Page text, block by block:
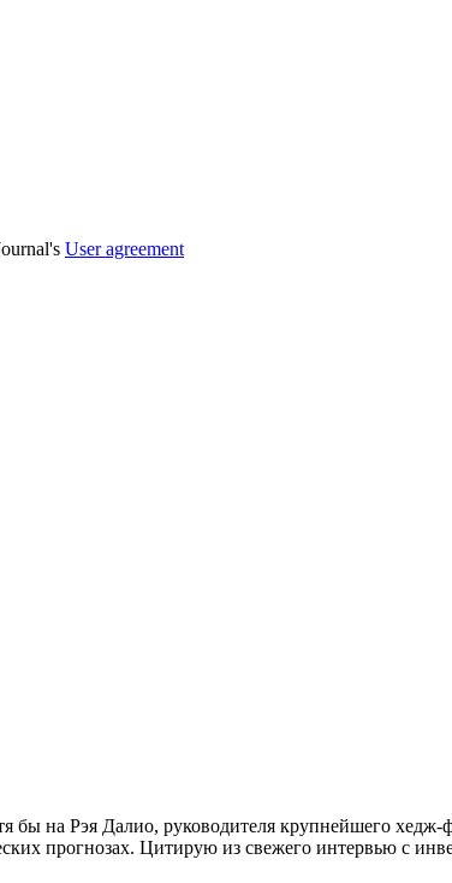
User agreement
бы на Рэя Далио, руководителя крупнейшего
прогнозах. Цитирую из свежего интервью с